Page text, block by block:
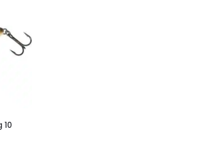
10